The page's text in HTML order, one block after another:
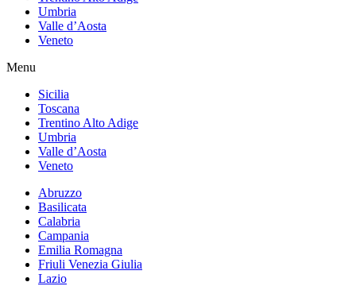
Umbria
Valle d’Aosta
Veneto
Menu
Sicilia
Toscana
Trentino Alto Adige
Umbria
Valle d’Aosta
Veneto
Abruzzo
Basilicata
Calabria
Campania
Emilia Romagna
Friuli Venezia Giulia
Lazio